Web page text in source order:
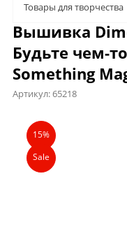
Товары для творчества
Вышивка
Будьте чем-
Something
Артикул:65218
Описание
15%
Sale